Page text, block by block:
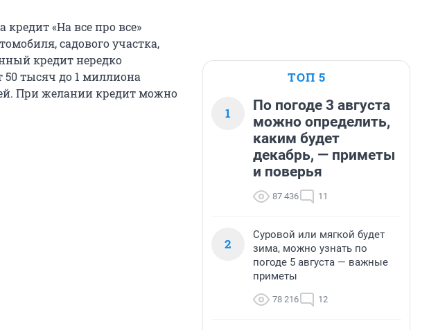
«На все про все»
садового участка,
кредит нередко
тысяч до 1 миллиона
При желании кредит можно
ТОП 5
1
По погоде 3 августа
можно определить,
каким будет
декабрь, — приметы
и поверья
87 436 11
2
Суровой или мягкой будет
зима, можно узнать по
погоде 5 августа — важные
приметы
78 216 12